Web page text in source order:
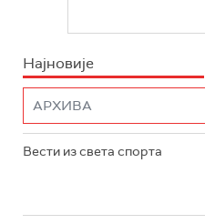
Најновије
Вести из света спорта